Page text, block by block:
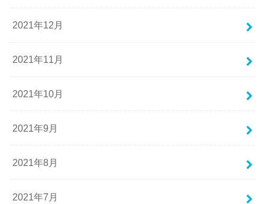
2021年12月
2021年11月
2021年10月
2021年9月
2021年8月
2021年7月